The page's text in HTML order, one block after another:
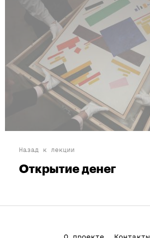
Назад к лекции
Открытие денег